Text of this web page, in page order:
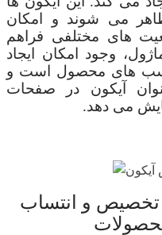
می شوند و امکان
های مختلفی فراهم
وجود امکان ایجاد
های محصول است و
آیکون در صفحات
می دهد.
تخصیص و انتساب